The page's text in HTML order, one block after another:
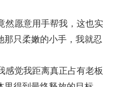
愿意用手帮我，这也实
那只柔嫩的小手，我就忍
觉我距离真正占有老板